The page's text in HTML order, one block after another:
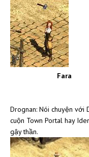
Fara
Drognan: Nói chuyện với
cuộn Town Portal hay
gậy thần.